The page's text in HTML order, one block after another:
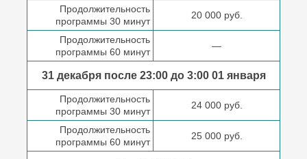
Продолжительность
программы 30 минут
20 000 руб.
Продолжительность
программы 60 минут
—
31 декабря после23:00 до 3:0001 января
Продолжительность
программы 30 минут
24 000 руб.
Продолжительность
программы 60 минут
25 000 руб.